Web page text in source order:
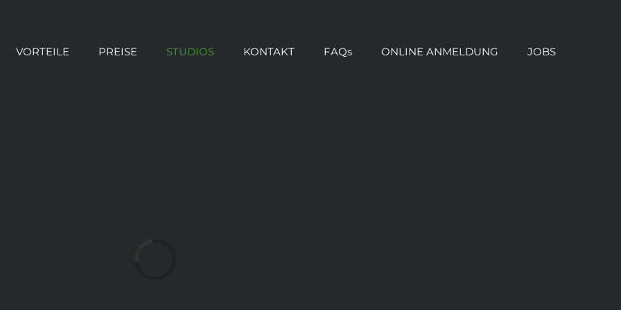
VORTEILE PREISE STUDIOS KONTAKT FAQs ONLINE ANMELDUNG JOBS